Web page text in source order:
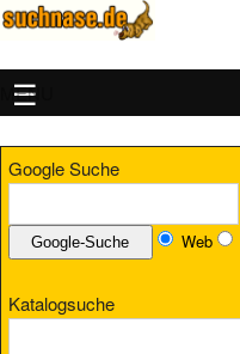
MENU
Google Suche
Web
Katalogsuche